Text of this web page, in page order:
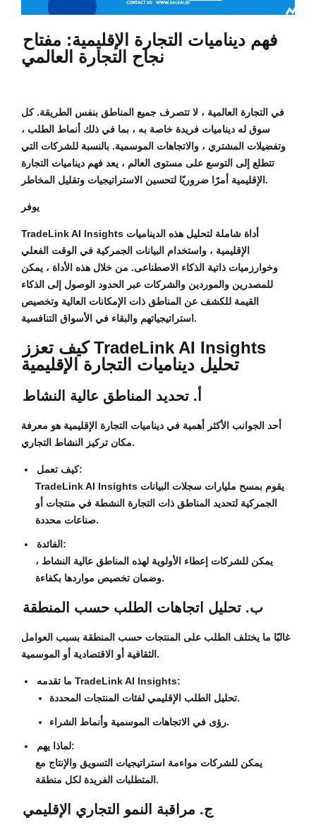
فهم ديناميات التجارة الإقليمية: مفتاح
نجاح التجارة العالمي
في التجارة العالمية ، لا تتصرف جميع المناطق بنفس الطريقة. كل
سوق له ديناميات فريدة خاصة به ، بما في ذلك أنماط الطلب ،
وتفضيلات المشتري ، والاتجاهات الموسمية. بالنسبة للشركات التي
تتطلع إلى التوسع على مستوى العالم ، يعد فهم ديناميات التجارة
الإقليمية أمرًا ضروريًا لتحسين الاستراتيجيات وتقليل المخاطر.
يوفر
TradeLink AI Insights أداة شاملة لتحليل هذه الديناميات
الإقليمية ، واستخدام البيانات الجمركية في الوقت الفعلي
وخوارزميات ذاتية الذكاء الاصطناعى. من خلال هذه الأداة ، يمكن
للمصدرين والموردين والشركات عبر الحدود الوصول إلى الذكاء
القيمة للكشف عن المناطق ذات الإمكانات العالية وتخصيص
استراتيجياتهم والبقاء في الأسواق التنافسية.
كيف تعزز TradeLink AI Insights
تحليل ديناميات التجارة الإقليمية
أ. تحديد المناطق عالية النشاط
أحد الجوانب الأكثر أهمية في ديناميات التجارة الإقليمية هو معرفة
مكان تركيز النشاط التجاري.
كيف تعمل:
TradeLink AI Insights يقوم بمسح مليارات سجلات البيانات
الجمركية لتحديد المناطق ذات التجارة النشطة في منتجات أو
صناعات محددة.
الفائدة:
يمكن للشركات إعطاء الأولوية لهذه المناطق عالية النشاط ،
وضمان تخصيص مواردها بكفاءة.
ب. تحليل اتجاهات الطلب حسب المنطقة
غالبًا ما يختلف الطلب على المنتجات حسب المنطقة بسبب العوامل
الثقافية أو الاقتصادية أو الموسمية.
ما تقدمه TradeLink AI Insights:
تحليل الطلب الإقليمي لفئات المنتجات المحددة.
رؤى في الاتجاهات الموسمية وأنماط الشراء.
لماذا يهم:
يمكن للشركات مواءمة استراتيجيات التسويق والإنتاج مع
المتطلبات الفريدة لكل منطقة.
ج. مراقبة النمو التجاري الإقليمي